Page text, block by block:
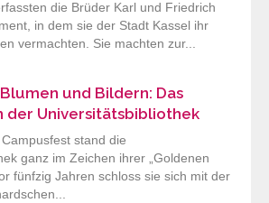
die Brüder Karl und Friedrich
in dem sie der Stadt Kassel ihr
vermachten. Sie machten zur...
und Bildern: Das
der Universitätsbibliothek
stand die
ganz im Zeichen ihrer „Goldenen
fünfzig Jahren schloss sie sich mit der